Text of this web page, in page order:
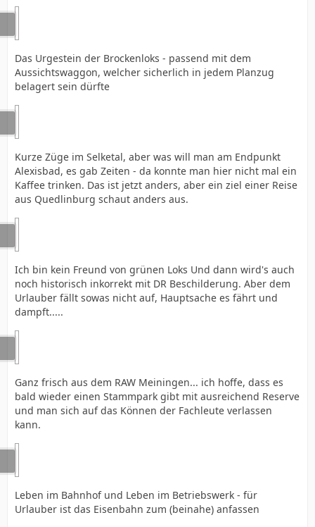
Das Urgestein der Brockenloks - passend mit dem
Aussichtswaggon, welcher sicherlich in jedem Planzug
belagert sein dürfte
Kurze Züge im Selketal, aber was will man am Endpunkt
Alexisbad, es gab Zeiten - da konnte man hier nicht mal ein
Kaffee trinken. Das ist jetzt anders, aber ein ziel einer Reise
aus Quedlinburg schaut anders aus.
Ich bin kein Freund von grünen Loks Und dann wird's auch
noch historisch inkorrekt mit DR Beschilderung. Aber dem
Urlauber fällt sowas nicht auf, Hauptsache es fährt und
dampft.....
Ganz frisch aus dem RAW Meiningen... ich hoffe, dass es
bald wieder einen Stammpark gibt mit ausreichend Reserve
und man sich auf das Können der Fachleute verlassen
kann.
Leben im Bahnhof und Leben im Betriebswerk - für
Urlauber ist das Eisenbahn zum (beinahe) anfassen